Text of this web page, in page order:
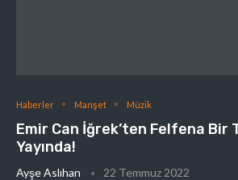
Haberler Manşet Müzik
Emir Can İğrek’ten Felfena Bir
Yayında!
Ayşe Aslıhan 22 Temmuz 2022